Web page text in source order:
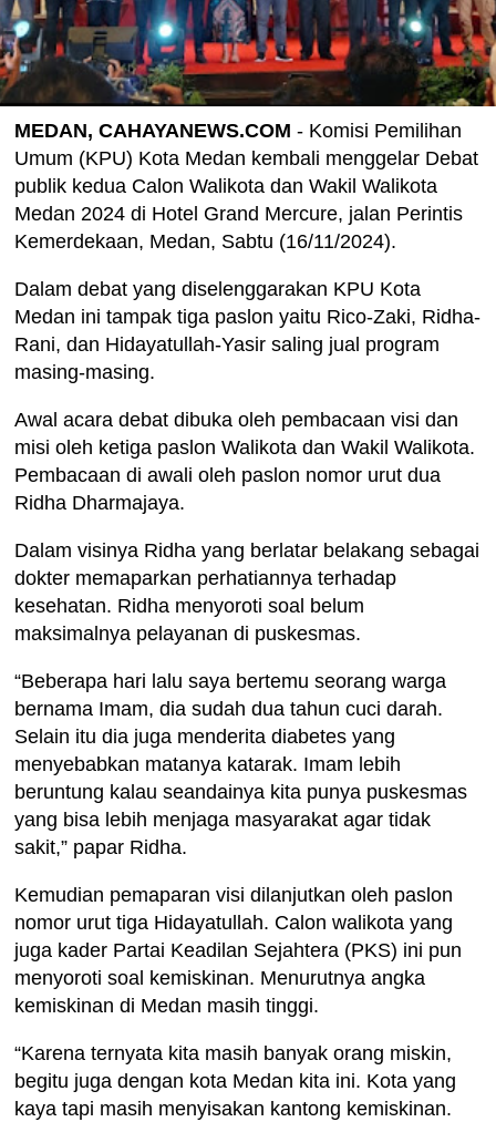
MEDAN, CAHAYANEWS.COM - Komisi Pemilihan
Umum (KPU) Kota Medan kembali menggelar Debat
publik kedua Calon Walikota dan Wakil Walikota
Medan 2024 di Hotel Grand Mercure, jalan Perintis
Kemerdekaan, Medan, Sabtu (16/11/2024).
Dalam debat yang diselenggarakan KPU Kota
Medan ini tampak tiga paslon yaitu Rico-Zaki, Ridha-
Rani, dan Hidayatullah-Yasir saling jual program
masing-masing.
Awal acara debat dibuka oleh pembacaan visi dan
misi oleh ketiga paslon Walikota dan Wakil Walikota.
Pembacaan di awali oleh paslon nomor urut dua
Ridha Dharmajaya.
Dalam visinya Ridha yang berlatar belakang sebagai
dokter memaparkan perhatiannya terhadap
kesehatan. Ridha menyoroti soal belum
maksimalnya pelayanan di puskesmas.
“Beberapa hari lalu saya bertemu seorang warga
bernama Imam, dia sudah dua tahun cuci darah.
Selain itu dia juga menderita diabetes yang
menyebabkan matanya katarak. Imam lebih
beruntung kalau seandainya kita punya puskesmas
yang bisa lebih menjaga masyarakat agar tidak
sakit,” papar Ridha.
Kemudian pemaparan visi dilanjutkan oleh paslon
nomor urut tiga Hidayatullah. Calon walikota yang
juga kader Partai Keadilan Sejahtera (PKS) ini pun
menyoroti soal kemiskinan. Menurutnya angka
kemiskinan di Medan masih tinggi.
“Karena ternyata kita masih banyak orang miskin,
begitu juga dengan kota Medan kita ini. Kota yang
kaya tapi masih menyisakan kantong kemiskinan.